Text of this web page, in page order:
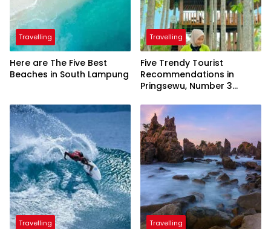
Travelling
Here are The Five Best
Beaches in South Lampung
Travelling
Five Trendy Tourist
Recommendations in
Pringsewu, Number 3
President
Travelling Travelling